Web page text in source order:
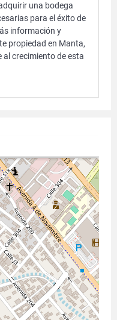
una bodega
para el éxito de
información y
propiedad en Manta,
al crecimiento de esta